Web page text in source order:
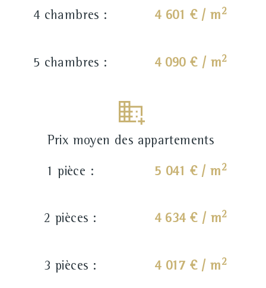
4 chambres : 4 601 € / m2
5 chambres : 4 090 € / m2
Prix moyen des appartements
1 pièce : 5 041 € / m2
2 pièces : 4 634 € / m2
3 pièces : 4 017 € / m2